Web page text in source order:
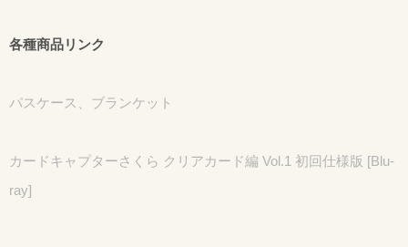
各種商品リンク
パスケース、ブランケット
カードキャプターさくら クリアカード編 Vol.1 初回仕様版 [Blu-
ray]